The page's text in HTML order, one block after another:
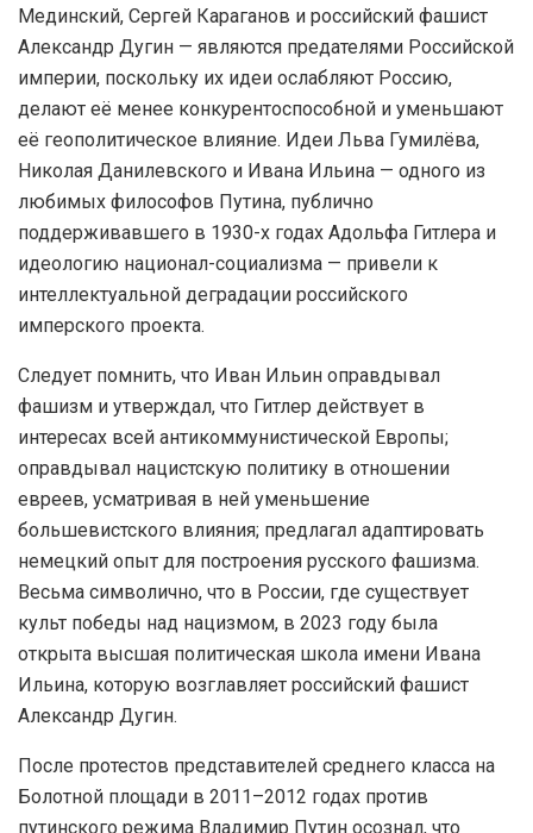
Мединский, Сергей Караганов и российский фашист
Александр Дугин — являются предателями Российской
империи, поскольку их идеи ослабляют Россию,
делают её менее конкурентоспособной и уменьшают
её геополитическое влияние. Идеи Льва Гумилёва,
Николая Данилевского и Ивана Ильина — одного из
любимых философов Путина, публично
поддерживавшего в 1930-х годах Адольфа Гитлера и
идеологию национал-социализма — привели к
интеллектуальной деградации российского
имперского проекта.
Следует помнить, что Иван Ильин оправдывал
фашизм и утверждал, что Гитлер действует в
интересах всей антикоммунистической Европы;
оправдывал нацистскую политику в отношении
евреев, усматривая в ней уменьшение
большевистского влияния; предлагал адаптировать
немецкий опыт для построения русского фашизма.
Весьма символично, что в России, где существует
культ победы над нацизмом, в 2023 году была
открыта высшая политическая школа имени Ивана
Ильина, которую возглавляет российский фашист
Александр Дугин.
После протестов представителей среднего класса на
Болотной площади в 2011–2012 годах против
путинского режима Владимир Путин осознал, что